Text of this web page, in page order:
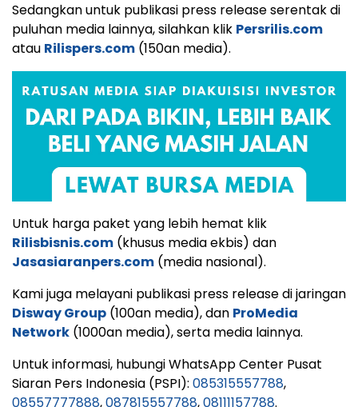
Sedangkan untuk publikasi press release serentak di
puluhan media lainnya, silahkan klik Persrilis.com
atau Rilispers.com (150an media).
Untuk harga paket yang lebih hemat klik
Rilisbisnis.com (khusus media ekbis) dan
Jasasiaranpers.com (media nasional).
Kami juga melayani publikasi press release di jaringan
Disway Group (100an media), dan ProMedia
Network (1000an media), serta media lainnya.
Untuk informasi, hubungi WhatsApp Center Pusat
Siaran Pers Indonesia (PSPI): 085315557788,
08557777888,087815557788,08111157788.